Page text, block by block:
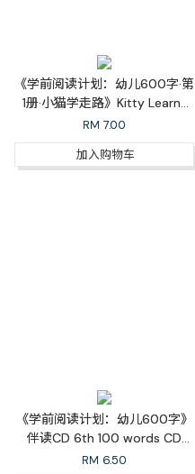
《学前阅读计划：幼儿600字·第
1册·小猫学走路》Kitty Learns
To Walk
RM 7.00
加入购物车
《学前阅读计划：幼儿600字》
伴读CD 6th 100 words CD
Pronunciation
RM 6.50